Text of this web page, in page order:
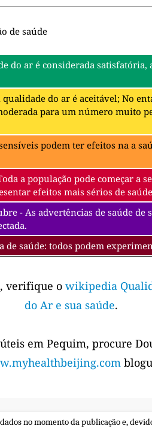
de saúde
do ar é considerada
qualidade do ar é aceitável; No
para um número muito
podem ter efeitos na a
a população pode começar a
efeitos mais sérios de
- As advertências de saúde de
de saúde: todos podem
verifique o wikipedia
do Ar e sua saúde.
em Pequim, procure
no momento da publicação e,